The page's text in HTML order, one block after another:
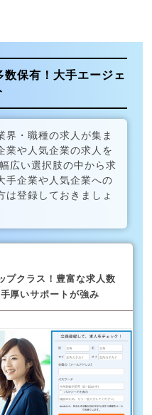
保有！大手エージェ
界・職種の求人が集ま
業や人気企業の求人を
広い選択肢の中から求
手企業や人気企業への
は登録しておきましょ
プクラス！豊富な求人数
厚いサポートが強み